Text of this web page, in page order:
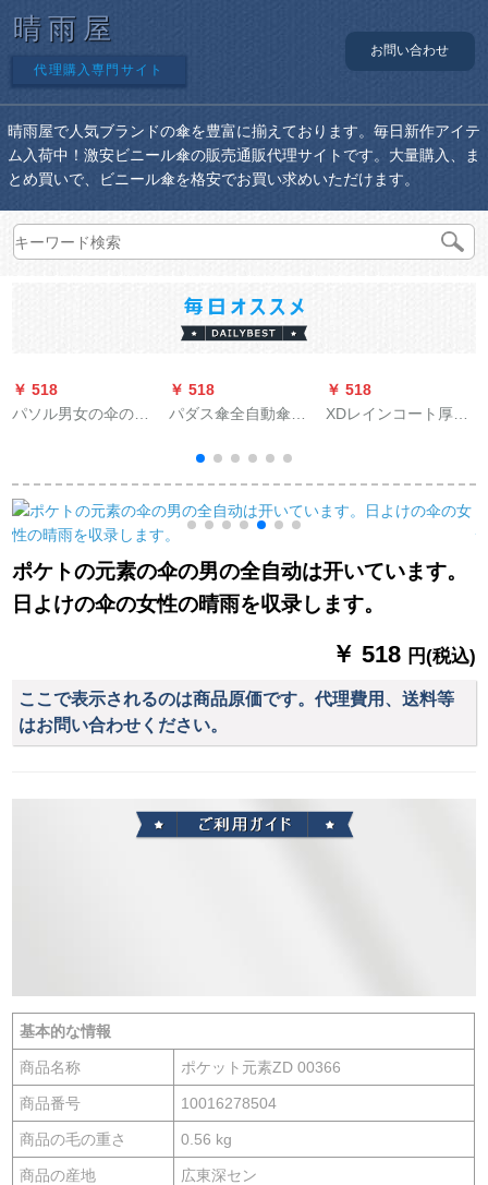
晴雨屋
代理購入専門サイト
お問い合わせ
晴雨屋で人気ブランドの傘を豊富に揃えております。毎日新作アイテ
ム入荷中！激安ビニール傘の販売通販代理サイトです。大量購入、ま
とめ買いで、ビニール傘を格安でお買い求めいただけます。
￥ 518
パソル男女の伞のサ
止め、日傘、晴雨兼
用傘、十骨傘、広告
傘、企業傘カステラ
ロゴ。
￥ 518
パダス傘全自動傘男
折りにして、学生の
晴雨兼用傘を収納し
ます。
￥ 518
XDレインコート厚い
男女のカープが単で
歩く电気自动车バイ
ポケトの元素の伞の男の全自动は开いています。
日よけの伞の女性の晴雨を収录します。
￥ 518 円(税込)
ここで表示されるのは商品原価です。代理費用、送料等
はお問い合わせください。
基本的な情報
商品名称 ポケット元素ZD 00366
商品番号 10016278504
商品の毛の重さ 0.56 kg
商品の産地 広東深セン